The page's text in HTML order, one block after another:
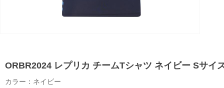
ORBR2024 レプリカ チームTシャツ ネイビー Sサイ
カラー：ネイビー